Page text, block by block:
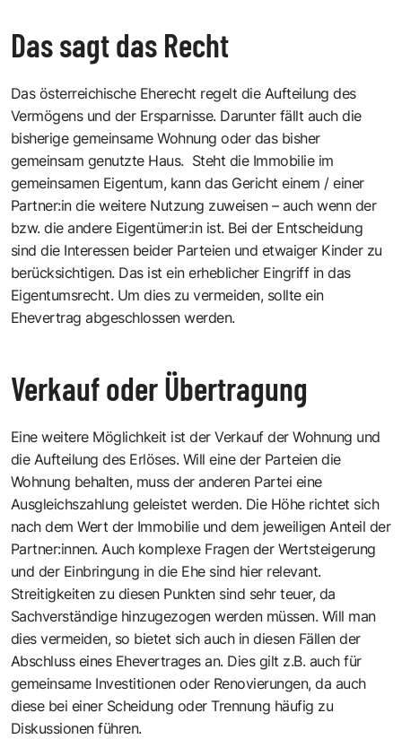
Das sagt das Recht
Das österreichische Eherecht regelt die Aufteilung des
Vermögens und der Ersparnisse. Darunter fällt auch die
bisherige gemeinsame Wohnung oder das bisher
gemeinsam genutzte Haus. Steht die Immobilie im
gemeinsamen Eigentum, kann das Gericht einem / einer
Partner:in die weitere Nutzung zuweisen – auch wenn der
bzw. die andere Eigentümer:in ist. Bei der Entscheidung
sind die Interessen beider Parteien und etwaiger Kinder zu
berücksichtigen. Das ist ein erheblicher Eingriff in das
Eigentumsrecht. Um dies zu vermeiden, sollte ein
Ehevertrag abgeschlossen werden.
Verkauf oder Übertragung
Eine weitere Möglichkeit ist der Verkauf der Wohnung und
die Aufteilung des Erlöses. Will eine der Parteien die
Wohnung behalten, muss der anderen Partei eine
Ausgleichszahlung geleistet werden. Die Höhe richtet sich
nach dem Wert der Immobilie und dem jeweiligen Anteil der
Partner:innen. Auch komplexe Fragen der Wertsteigerung
und der Einbringung in die Ehe sind hier relevant.
Streitigkeiten zu diesen Punkten sind sehr teuer, da
Sachverständige hinzugezogen werden müssen. Will man
dies vermeiden, so bietet sich auch in diesen Fällen der
Abschluss eines Ehevertrages an. Dies gilt z.B. auch für
gemeinsame Investitionen oder Renovierungen, da auch
diese bei einer Scheidung oder Trennung häufig zu
Diskussionen führen.